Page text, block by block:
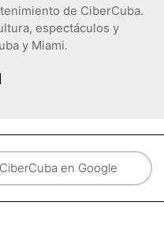
de CiberCuba.
espectáculos y
y Miami.
en Google